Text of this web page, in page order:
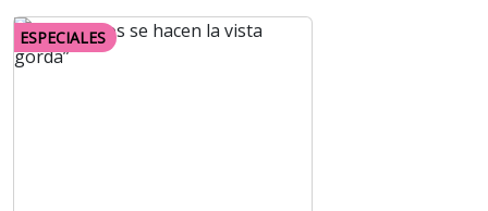
ESPECIALES